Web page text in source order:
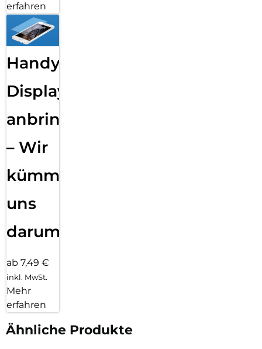
erfahren
Handy
Displayfolie
anbringen
– Wir
kümmern
uns
darum!
ab 7,49 €
inkl. MwSt.
Mehr
erfahren
Ähnliche Produkte